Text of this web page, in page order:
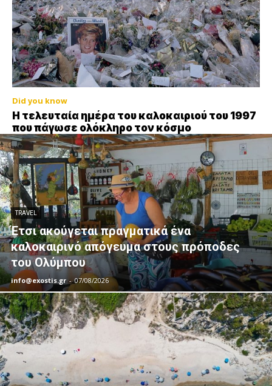
Did you know
Η τελευταία ημέρα του καλοκαιριού του 1997
που πάγωσε ολόκληρο τον κόσμο
TRAVEL
Έτσι ακούγεται πραγματικά ένα
καλοκαιρινό απόγευμα στους πρόποδες
του Ολύμπου
info@exostis.gr - 07/08/2026